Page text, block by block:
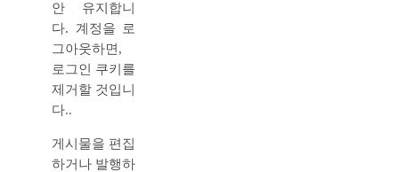
안 유지합니
다. 계정을 로
그아웃하면,
로그인 쿠키를
제거할 것입니
다..
게시물을 편집
하거나 발행하